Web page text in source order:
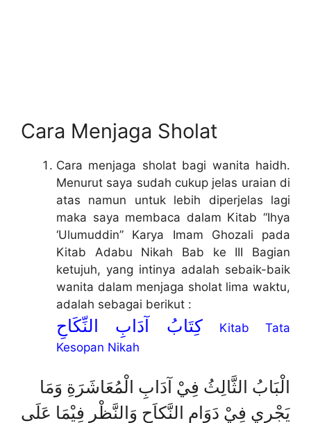
Cara Menjaga Sholat
Cara menjaga sholat bagi wanita haidh.
Menurut saya sudah cukup jelas uraian di
atas namun untuk lebih diperjelas lagi
maka saya membaca dalam Kitab “Ihya
‘Ulumuddin” Karya Imam Ghozali pada
Kitab Adabu Nikah Bab ke III Bagian
ketujuh, yang intinya adalah sebaik-baik
wanita dalam menjaga sholat lima waktu,
adalah sebagai berikut :
كِتَابُ آدَابِ النِّكَاحِ
Kitab Tata
Kesopan Nikah
الْبَابُ الثَّالِثُ فِيْ آدَابِ الْمُعَاشَرَةِ وَمَا
يَجْرِي فِيْ دَوَامِ النَّكاَحِ وَالنَّظْرِ فِيْمَا عَلَى